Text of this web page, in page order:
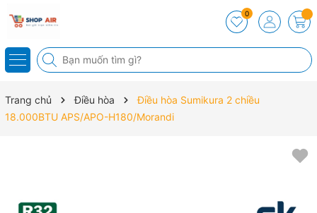
0
Trang chủ Điều hòa
Điều hòa Sumikura 2 chiều
18.000BTU APS/APO-H180/Morandi